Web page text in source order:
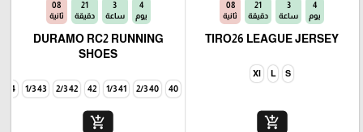
4
يوم
3
ساعة
21
دقيقة
06
ثانية
TIRO26 LEAGUE JERSEY
S
L
Xl
add_shopping_cart
4
يوم
3
ساعة
21
دقيقة
06
ثانية
DURAMO RC2 RUNNING
SHOES
40
40 2/3
41 1/3
42
42 2/3
43 1/3
44
add_shopping_cart